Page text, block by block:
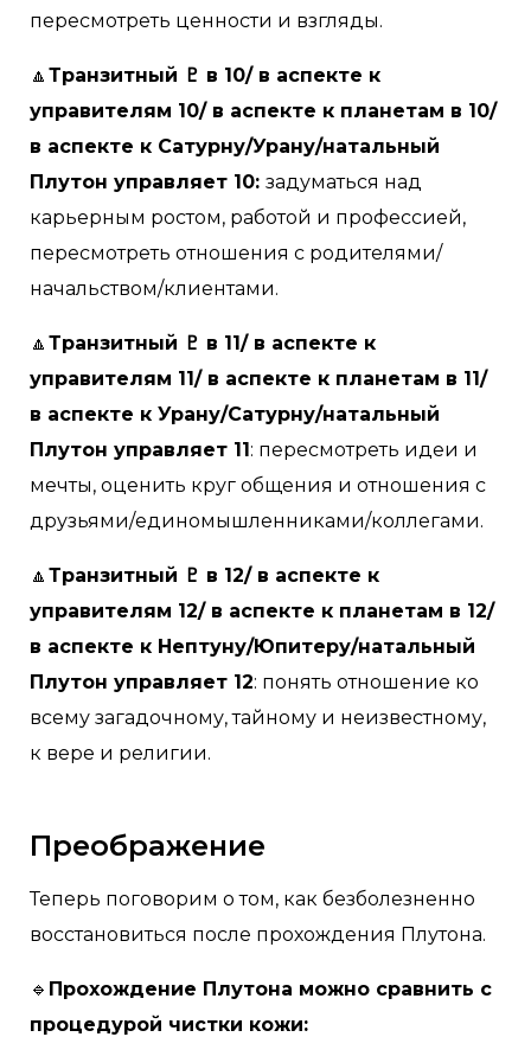
пересмотреть ценности и взгляды.
🔼 Транзитный ♇ в 10/ в аспекте к
управителям 10/ в аспекте к планетам в 10/
в аспекте к Сатурну/Урану/натальный
Плутон управляет 10: задуматься над
карьерным ростом, работой и профессией,
пересмотреть отношения с родителями/
начальством/клиентами.
🔼 Транзитный ♇ в 11/ в аспекте к
управителям 11/ в аспекте к планетам в 11/
в аспекте к Урану/Сатурну/натальный
Плутон управляет 11: пересмотреть идеи и
мечты, оценить круг общения и отношения с
друзьями/единомышленниками/коллегами.
🔼 Транзитный ♇ в 12/ в аспекте к
управителям 12/ в аспекте к планетам в 12/
в аспекте к Нептуну/Юпитеру/натальный
Плутон управляет 12: понять отношение ко
всему загадочному, тайному и неизвестному,
к вере и религии.
Преображение
Теперь поговорим о том, как безболезненно
восстановиться после прохождения Плутона.
🔹 Прохождение Плутона можно сравнить с
процедурой чистки кожи: